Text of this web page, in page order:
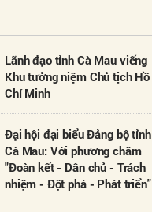
Lãnh đạo tỉnh Cà Mau viếng
Khu tưởng niệm Chủ tịch Hồ
Chí Minh
Đại hội đại biểu Đảng bộ tỉnh
Cà Mau: Với phương châm
"Đoàn kết - Dân chủ - Trách
nhiệm - Đột phá - Phát triển"